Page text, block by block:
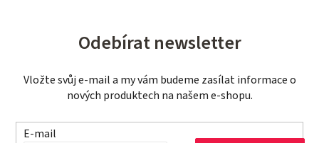
Odebírat newsletter
Vložte svůj e-mail a my vám budeme zasílat informace o
nových produktech na našem e-shopu.
E-mail